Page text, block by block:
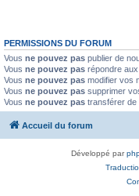
PERMISSIONS DU FORUM
Vous ne pouvez pas publier de
Vous ne pouvez pas répondre
Vous ne pouvez pas modifier vos
Vous ne pouvez pas supprimer
Vous ne pouvez pas transférer de
Accueil du forum
Développé par